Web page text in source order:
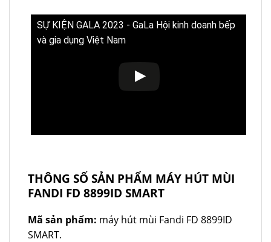
SỰ KIỆN GALA 2023 - GaLa Hội kinh doanh bếp
và gia dụng Việt Nam
THÔNG SỐ SẢN PHẨM MÁY HÚT MÙI
FANDI FD 8899ID SMART
Mã sản phẩm: máy hút mùi Fandi FD 8899ID
SMART.